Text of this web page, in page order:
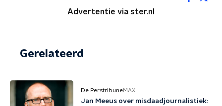
Advertentie via ster.nl
Gerelateerd
De PerstribuneMAX
Jan Meeus over misdaadjournalistiek: